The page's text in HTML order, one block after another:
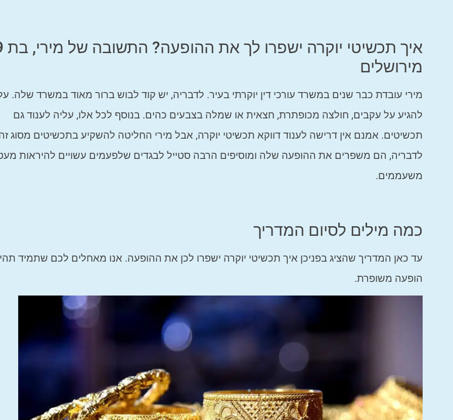
איך
מירושלים
מירי עובדת כבר שנים במשרד עורכי דין יוקרתי בעיר. לדבריה, יש קוד לבוש ברור מאוד במשרד שלה.
להגיע על עקבים, חולצה מכופתרת, חצאית או שמלה בצבעים כהים. בנוסף לכל אלו, עליה לענוד גם
תכשיטים. אמנם אין דרישה לענוד דווקא תכשיטי יוקרה, אבל מירי החליטה להשקיע בתכשיטים מסוג
לדבריה, הם משפרים את ההופעה שלה ומוסיפים הרבה סטייל לבגדים שלפעמים עשויים להיראות
משעממים.
כמה מילים לסיום המדריך
עד כאן המדריך שהציג בפניכן איך תכשיטי יוקרה ישפרו לכן את ההופעה. אנו מאחלים לכם שתמיד
הופעה משופרת.